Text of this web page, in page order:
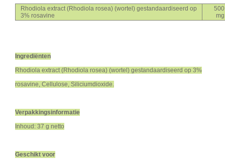
Rhodiola extract (Rhodiola rosea) (wortel) gestandaardiseerd op
3% rosavine
500
mg
Ingrediënten
Rhodiola extract (Rhodiola rosea) (wortel) gestandaardiseerd op 3%
rosavine, Cellulose, Siliciumdioxide.
Verpakkingsinformatie
Inhoud: 37 g netto
Geschikt voor